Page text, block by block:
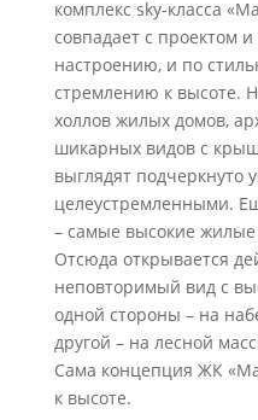
комплекс sky-класса
совпадает с проектом
настроению, и по
стремлению к высоте.
холлов жилых домов,
шикарных видов с
выглядят подчеркнуто
целеустремленными.
– самые высокие
Отсюда открывается
неповторимый вид с
одной стороны – на
другой – на лесной
Сама концепция ЖК
к высоте.